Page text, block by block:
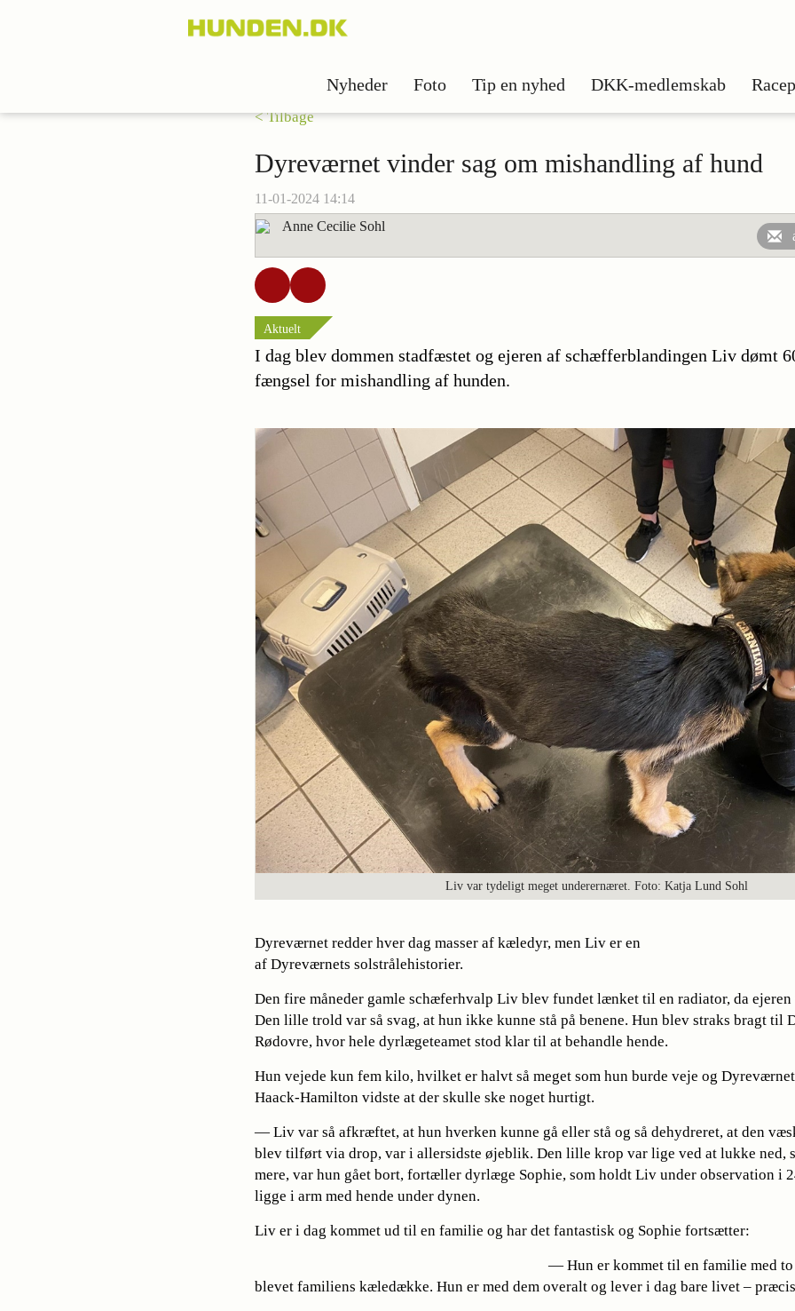
Nyheder Foto Tip en nyhed DKK-medlemskab
< Tilbage
Dyreværnet vinder sag om mishandling af hund
11-01-2024 14:14
Anne Cecilie Sohl
Aktuelt
I dag blev dommen stadfæstet og ejeren af schæfferblandingen Liv dømt
fængsel for mishandling af hunden.
Liv var tydeligt meget underernæret. Foto: Katja Lund Sohl
Dyreværnet redder hver dag masser af kæledyr, men Liv er en
af Dyreværnets solstrålehistorier.
Den fire måneder gamle schæferhvalp Liv blev fundet lænket til en radiator, da
Den lille trold var så svag, at hun ikke kunne stå på benene. Hun blev straks bragt til
Rødovre, hvor hele dyrlægeteamet stod klar til at behandle hende.
Hun vejede kun fem kilo, hvilket er halvt så meget som hun burde veje og
Haack-Hamilton vidste at der skulle ske noget hurtigt.
— Liv var så afkræftet, at hun hverken kunne gå eller stå og så dehydreret, at den
blev tilført via drop, var i allersidste øjeblik. Den lille krop var lige ved at lukke ned,
mere, var hun gået bort, fortæller dyrlæge Sophie, som holdt Liv under observation i
ligge i arm med hende under dynen.
Liv er i dag kommet ud til en familie og har det fantastisk og Sophie fortsætter:
— Hun er kommet til en familie med to
blevet familiens kæledække. Hun er med dem overalt og lever i dag bare livet –